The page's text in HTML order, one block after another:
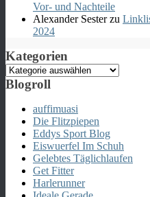
Vor- und Nachteile
Alexander Sesterzu
2024
Kategorien
Kategorien
Blogroll
auffimuasi
Die Flitzpiepen
Eddys Sport Blog
Eiswuerfel Im Schuh
Gelebtes Täglichlaufen
Get Fitter
Harlerunner